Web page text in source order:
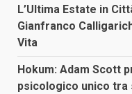
L’Ultima Estate in
Gianfranco
Vita
Hokum: Adam Scott
psicologico unico tra